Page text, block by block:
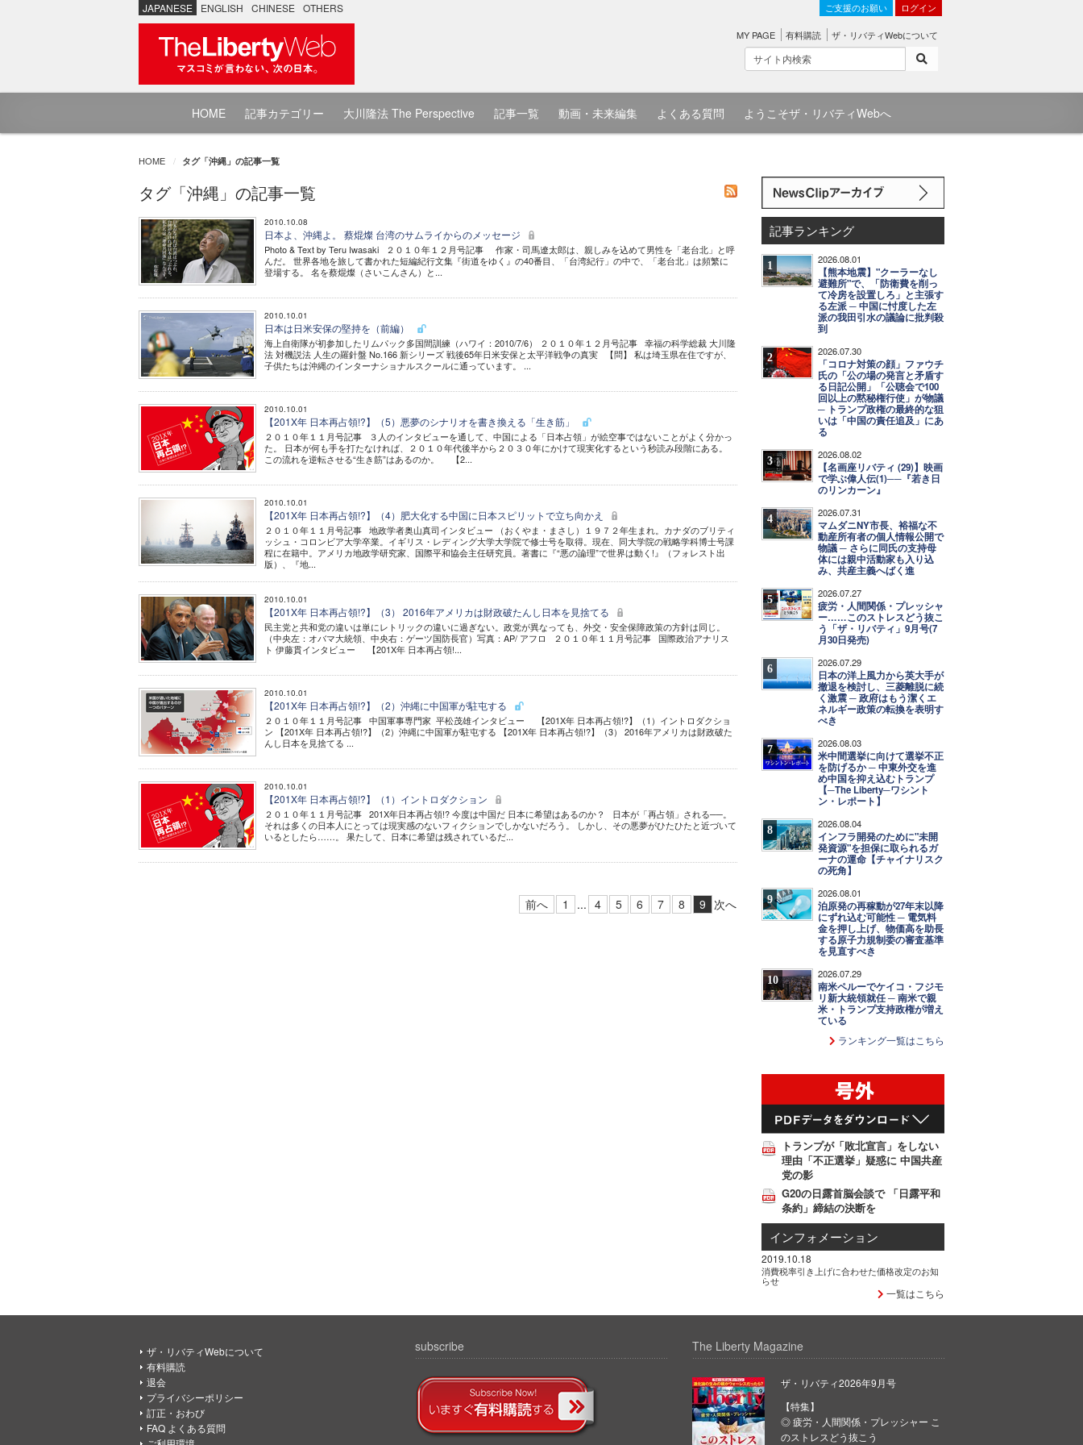
JAPANESE ENGLISH CHINESE OTHERS ご支援のお願い ログイン
MY PAGE 有料購読 ザ・リバティWebについて
HOME 記事カテゴリー 大川隆法 The Perspective 記事一覧 動画・未来編集 よくある質問 ようこそザ・リバティWebへ
HOME タグ「沖縄」の記事一覧
タグ「沖縄」の記事一覧
2010.10.08
日本よ、沖縄よ。 蔡焜燦 台湾のサムライからのメッセージ
Photo & Text by Teru Iwasaki ２０１０年１２月号記事 作家・司馬遼太郎は、親しみを込めて男性を「老台北」と呼
んだ。 世界各地を旅して書かれた短編紀行文集『街道をゆく』の40番目、「台湾紀行」の中で、「老台北」は頻繁に
登場する。 名を蔡焜燦（さいこんさん）と...
2010.10.01
日本は日米安保の堅持を（前編）
海上自衛隊が初参加したリムパック多国間訓練（ハワイ：2010/7/6） ２０１０年１２月号記事 幸福の科学総裁 大川隆
法 対機説法 人生の羅針盤 No.166 新シリーズ 戦後65年日米安保と太平洋戦争の真実 【問】 私は埼玉県在住ですが、
子供たちは沖縄のインターナショナルスクールに通っています。 ...
2010.10.01
【201X年 日本再占領!?】（5）悪夢のシナリオを書き換える「生き筋」
２０１０年１１月号記事 ３人のインタビューを通して、中国による「日本占領」が絵空事ではないことがよく分かっ
た。 日本が何も手を打たなければ、２０１０年代後半から２０３０年にかけて現実化するという秒読み段階にある。
この流れを逆転させる“生き筋”はあるのか。 【2...
2010.10.01
【201X年 日本再占領!?】（4）肥大化する中国に日本スピリットで立ち向かえ
２０１０年１１月号記事 地政学者奥山真司インタビュー （おくやま・まさし）１９７２年生まれ。カナダのブリティ
ッシュ・コロンビア大学卒業。イギリス・レディング大学大学院で修士号を取得。現在、同大学院の戦略学科博士号課
程に在籍中。アメリカ地政学研究家、国際平和協会主任研究員。著書に『“悪の論理”で世界は動く!』（フォレスト出
版）、『地...
2010.10.01
【201X年 日本再占領!?】（3） 2016年アメリカは財政破たんし日本を見捨てる
民主党と共和党の違いは単にレトリックの違いに過ぎない。政党が異なっても、外交・安全保障政策の方針は同じ。
（中央左：オバマ大統領、中央右：ゲーツ国防長官）写真：AP/ アフロ ２０１０年１１月号記事 国際政治アナリス
ト 伊藤貫インタビュー 【201X年 日本再占領!...
2010.10.01
【201X年 日本再占領!?】（2）沖縄に中国軍が駐屯する
２０１０年１１月号記事 中国軍事専門家 平松茂雄インタビュー 【201X年 日本再占領!?】（1）イントロダクショ
ン 【201X年 日本再占領!?】（2）沖縄に中国軍が駐屯する 【201X年 日本再占領!?】（3） 2016年アメリカは財政破た
んし日本を見捨てる ...
2010.10.01
【201X年 日本再占領!?】（1）イントロダクション
２０１０年１１月号記事 201X年日本再占領!? 今度は中国だ 日本に希望はあるのか？ 日本が「再占領」される──。
それは多くの日本人にとっては現実感のないフィクションでしかないだろう。 しかし、その悪夢がひたひたと近づいて
いるとしたら……。 果たして、日本に希望は残されているだ...
前へ 1 ... 4 5 6 7 8 9 次へ
記事ランキング
1 2026.08.01
【熊本地震】"クーラーなし
避難所"で、「防衛費を削っ
て冷房を設置しろ」と主張す
る左派 ─ 中国に忖度した左
派の我田引水の議論に批判殺
到
2 2026.07.30
「コロナ対策の顔」ファウチ
氏の「公の場の発言と矛盾す
る日記公開」「公聴会で100
回以上の黙秘権行使」が物議
─ トランプ政権の最終的な狙
いは「中国の責任追及」にあ
る
3 2026.08.02
【名画座リバティ (29)】映画
で学ぶ偉人伝(1)──『若き日
のリンカーン』
4 2026.07.31
マムダニNY市長、裕福な不
動産所有者の個人情報公開で
物議 ─ さらに同氏の支持母
体には親中活動家も入り込
み、共産主義へばく進
5 2026.07.27
疲労・人間関係・プレッシャ
ー……このストレスどう抜こ
う「ザ・リバティ」9月号(7
月30日発売)
6 2026.07.29
日本の洋上風力から英大手が
撤退を検討し、三菱離脱に続
く激震 ─ 政府はもう潔くエ
ネルギー政策の転換を表明す
べき
7 2026.08.03
米中間選挙に向けて選挙不正
を防げるか ─ 中東外交を進
め中国を抑え込むトランプ
【─The Liberty─ワシント
ン・レポート】
8 2026.08.04
インフラ開発のために"未開
発資源"を担保に取られるガ
ーナの運命【チャイナリスク
の死角】
9 2026.08.01
泊原発の再稼動が27年末以降
にずれ込む可能性 ─ 電気料
金を押し上げ、物価高を助長
する原子力規制委の審査基準
を見直すべき
10 2026.07.29
南米ペルーでケイコ・フジモ
リ新大統領就任 ─ 南米で親
米・トランプ支持政権が増え
ている
ランキング一覧はこちら
トランプが「敗北宣言」をしない
理由「不正選挙」疑惑に 中国共産
党の影
G20の日露首脳会談で 「日露平和
条約」締結の決断を
インフォメーション
2019.10.18
消費税率引き上げに合わせた価格改定のお知
らせ
一覧はこちら
ザ・リバティWebについて
有料購読
退会
プライバシーポリシー
訂正・おわび
FAQ よくある質問
subscribe The Liberty Magazine
ザ・リバティ2026年9月号
【特集】
◎ 疲労・人間関係・プレッシャー こ
のストレスどう抜こう